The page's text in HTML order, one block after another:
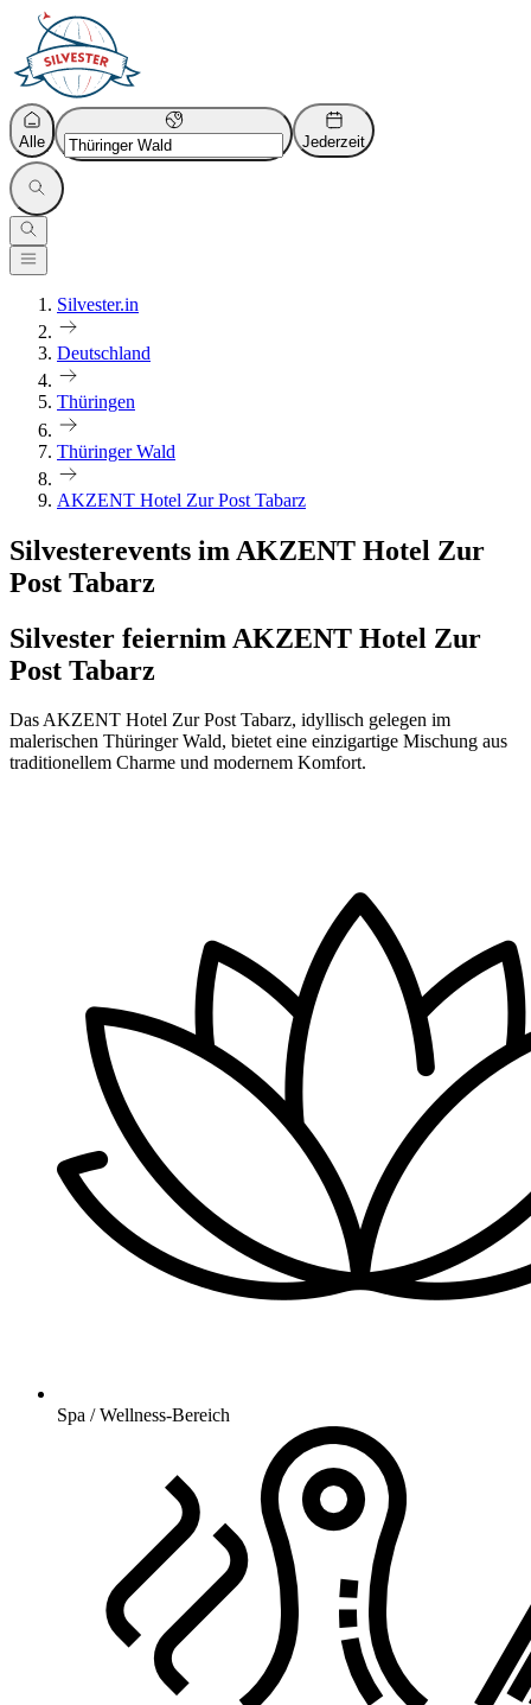
Alle Jederzeit
Silvester.in
Deutschland
Thüringen
Thüringer Wald
AKZENT Hotel Zur Post Tabarz
Silvesterevents im AKZENT Hotel Zur
Post Tabarz
Silvester feiernim AKZENT Hotel Zur
Post Tabarz
Das AKZENT Hotel Zur Post Tabarz, idyllisch gelegen im
malerischen Thüringer Wald, bietet eine einzigartige Mischung aus
traditionellem Charme und modernem Komfort.
Spa / Wellness-Bereich